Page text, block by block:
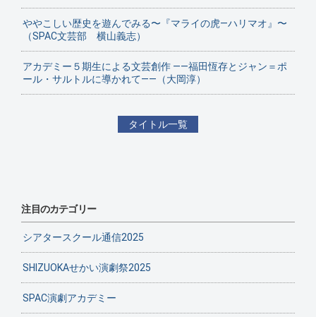
ややこしい歴史を遊んでみる〜『マライの虎—ハリマオ』〜
（SPAC文芸部 横山義志）
アカデミー５期生による文芸創作 ——福田恆存とジャン＝ポ
ール・サルトルに導かれて——（大岡淳）
タイトル一覧
注目のカテゴリー
シアタースクール通信2025
SHIZUOKAせかい演劇祭2025
SPAC演劇アカデミー